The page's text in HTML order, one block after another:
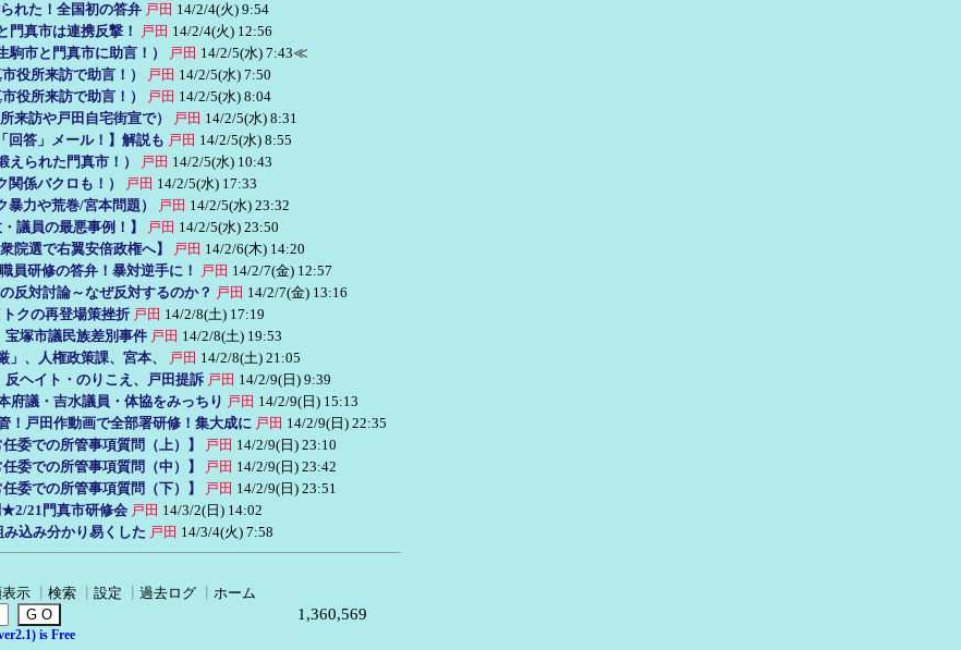
れた！全国初の答弁 戸田 14/2/4(火) 9:54
真市は連携反撃！
戸田 14/2/4(火) 12:56
市と門真市に助言！）
戸田 14/2/5(水) 7:43≪
役所来訪で助言！）
戸田 14/2/5(水) 7:50
役所来訪で助言！）
戸田 14/2/5(水) 8:04
来訪や戸田自宅街宣で）
戸田 14/2/5(水) 8:31
回答」メール！】解説も 戸田 14/2/5(水) 8:55
られた門真市！）
戸田 14/2/5(水) 10:43
係バクロも！）
戸田 14/2/5(水) 17:33
力や荒巻/宮本問題）
戸田 14/2/5(水) 23:32
議員の最悪事例！】
戸田 14/2/5(水) 23:50
院選で右翼安倍政権へ】
戸田 14/2/6(木) 14:20
員研修の答弁！暴対逆手に！
戸田 14/2/7(金) 12:57
反対討論～なぜ反対するのか？ 戸田 14/2/7(金) 13:16
クの再登場策挫折 戸田 14/2/8(土) 17:19
塚市議民族差別事件 戸田 14/2/8(土) 19:53
、人権政策課、宮本、
戸田 14/2/8(土) 21:05
ヘイト・のりこえ、戸田提訴 戸田 14/2/9(日) 9:39
府議・吉水議員・体協をみっちり 戸田 14/2/9(日) 15:13
戸田作動画で全部署研修！集大成に 戸田 14/2/9(日) 22:35
委での所管事項質問（上）】
戸田 14/2/9(日) 23:10
委での所管事項質問（中）】
戸田 14/2/9(日) 23:42
委での所管事項質問（下）】
戸田 14/2/9(日) 23:51
21門真市研修会 戸田 14/3/2(日) 14:02
込み分かり易くした 戸田 14/3/4(火) 7:58
示 検索 設定 過去ログ
ホーム
1,360,569
is Free